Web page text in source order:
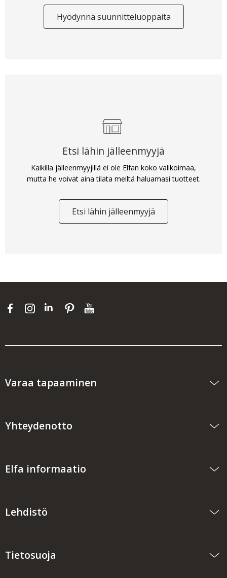
Hyödynnä suunnitteluoppaita
Etsi lähin jälleenmyyjä
Kaikilla jälleenmyyjillä ei ole Elfan koko valikoimaa,
mutta he voivat aina tilata meiltä haluamasi tuotteet.
Etsi lähin jälleenmyyjä
Varaa tapaaminen
Yhteydenotto
Elfa informaatio
Lehdistö
Tietosuoja